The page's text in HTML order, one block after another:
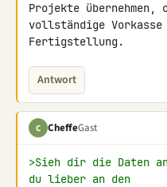
Projekte übernehmen,
vollständige
Fertigstellung.
Antwort
C CheffeGast
>Sieh dir die Daten
du lieber an den